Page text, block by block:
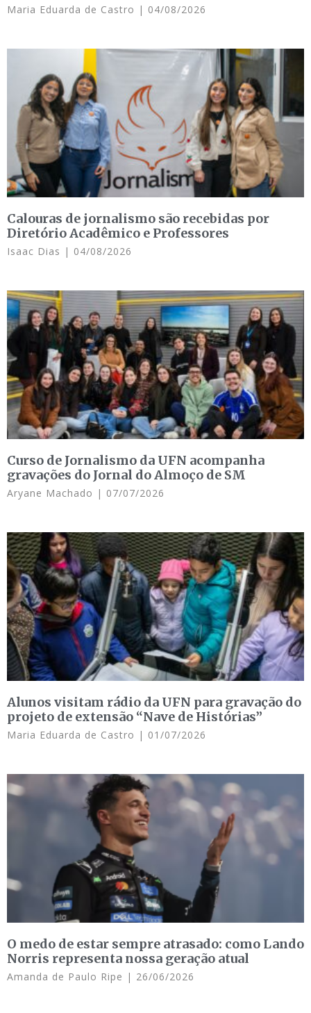
Maria Eduarda de Castro 04/08/2026
Calouras de jornalismo são recebidas por
Diretório Acadêmico e Professores
Isaac Dias 04/08/2026
Curso de Jornalismo da UFN acompanha
gravações do Jornal do Almoço de SM
Aryane Machado 07/07/2026
Alunos visitam rádio da UFN para gravação do
projeto de extensão “Nave de Histórias”
Maria Eduarda de Castro 01/07/2026
O medo de estar sempre atrasado: como Lando
Norris representa nossa geração atual
Amanda de Paulo Ripe 26/06/2026